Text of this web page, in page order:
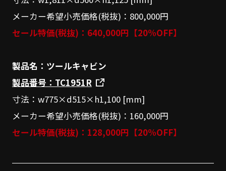
メーカー希望小売価格(税抜)：800,000円
セール特価(税抜)：640,000円【20%OFF】
製品名：ツールキャビン
製品番号：TC1951R
寸法：w775×d515×h1,100 [mm]
メーカー希望小売価格(税抜)：160,000円
セール特価(税抜)：128,000円【20%OFF】